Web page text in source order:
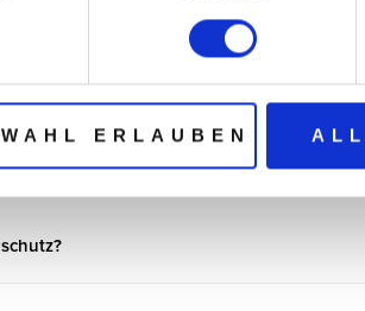
ERLAUBEN